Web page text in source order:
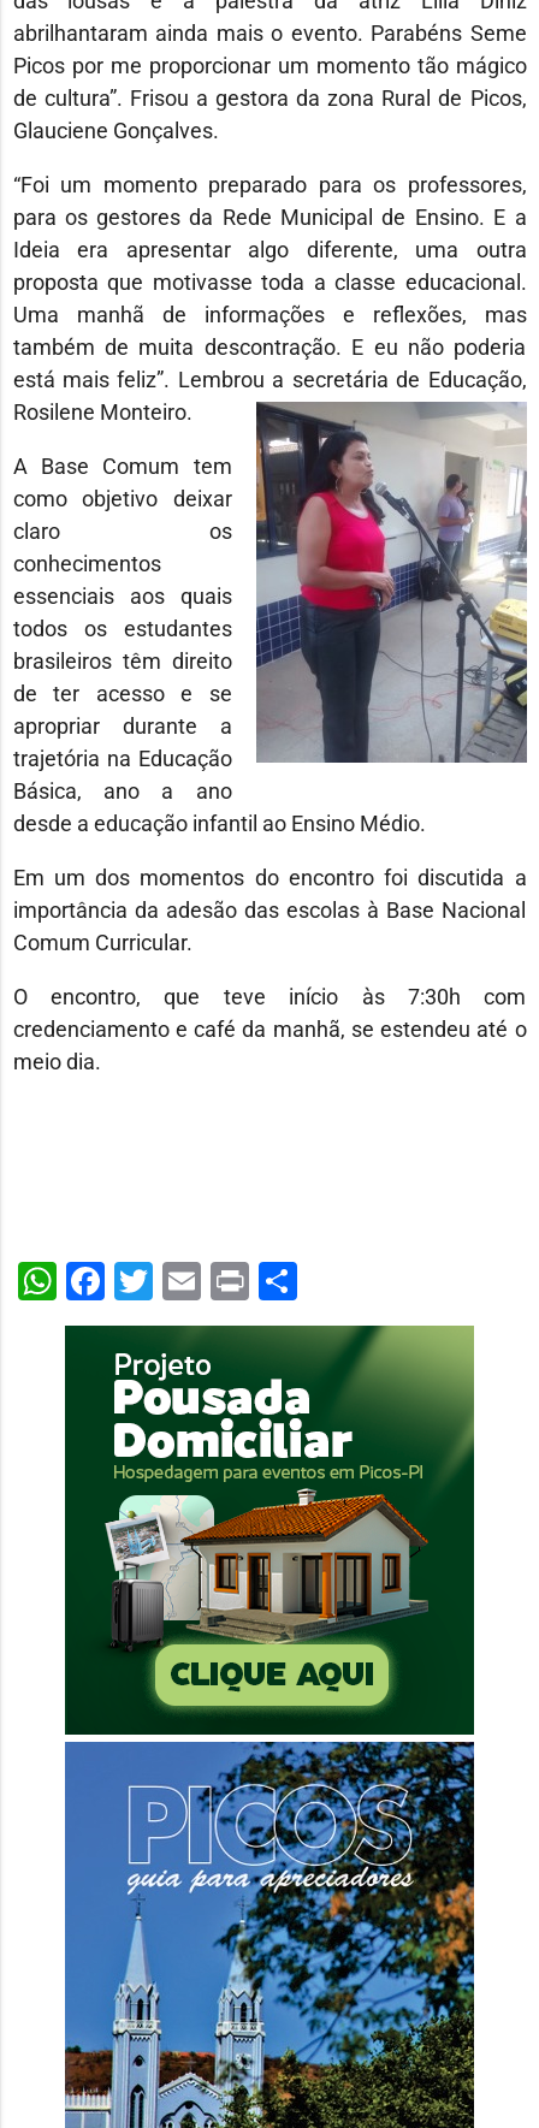
abrilhantaram ainda mais o evento. Parabéns Seme
Picos por me proporcionar um momento tão mágico
de cultura”. Frisou a gestora da zona Rural de Picos,
Glauciene Gonçalves.
“Foi um momento preparado para os professores,
para os gestores da Rede Municipal de Ensino. E a
Ideia era apresentar algo diferente, uma outra
proposta que motivasse toda a classe educacional.
Uma manhã de informações e reflexões, mas
também de muita descontração. E eu não poderia
está mais feliz”. Lembrou a secretária de Educação,
Rosilene Monteiro.
A Base Comum tem
como objetivo deixar
claro os
conhecimentos
essenciais aos quais
todos os estudantes
brasileiros têm direito
de ter acesso e se
apropriar durante a
trajetória na Educação
Básica, ano a ano
desde a educação infantil ao Ensino Médio.
Em um dos momentos do encontro foi discutida a
importância da adesão das escolas à Base Nacional
Comum Curricular.
O encontro, que teve início às 7:30h com
credenciamento e café da manhã, se estendeu até o
meio dia.
WhatsApp
Facebook
Twitter
Email
PrintShare